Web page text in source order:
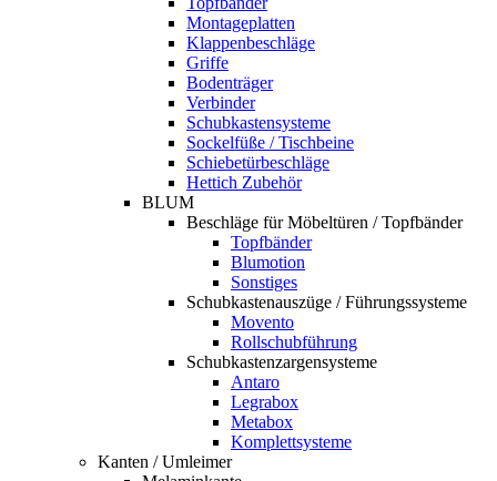
Montageplatten
Klappenbeschläge
Griffe
Bodenträger
Verbinder
Schubkastensysteme
Sockelfüße / Tischbeine
Schiebetürbeschläge
Hettich Zubehör
BLUM
Beschläge für Möbeltüren / Topfbänder
Topfbänder
Blumotion
Sonstiges
Schubkastenauszüge / Führungssysteme
Movento
Rollschubführung
Schubkastenzargensysteme
Antaro
Legrabox
Metabox
Komplettsysteme
Kanten / Umleimer